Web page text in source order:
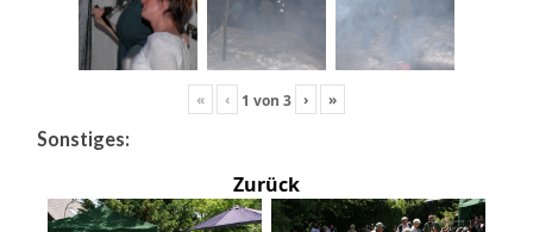
« ‹ 1 von 3 › »
Sonstiges:
Zurück